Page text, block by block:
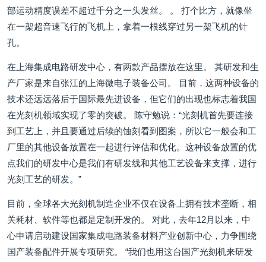
部运动精度误差不超过千分之一头发丝。 。 打个比方，就像坐
在一架超音速飞行的飞机上，拿着一根线穿过另一架飞机的针
孔。
在上海集成电路研发中心，有两款产品摆放在这里。 其研发和生
产厂家是来自张江的上海微电子装备公司。 目前，这两种设备的
技术还远远落后于国际最先进设备，但它们的出现也标志着我国
在光刻机领域实现了零的突破。 陈守勉说：“光刻机首先要连接
到工艺上，并且要通过后续的蚀刻看到图案，所以它一般会和工
厂里的其他设备放置在一起进行评估和优化。这种设备放置的优
点我们的研发中心是我们有研发线和其他工艺设备来支撑，进行
光刻工艺的研发。”
目前，全球各大光刻机制造企业不仅在设备上拥有技术垄断，相
关耗材、软件等也都是定制开发的。 对此，去年12月以来，中
心申请启动建设国家集成电路装备材料产业创新中心，力争围绕
国产装备配件开展专项研究。 “我们也用这台国产光刻机来研发